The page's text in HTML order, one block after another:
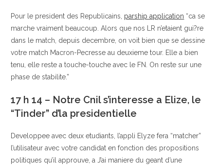
Pour le president des Republicains, parship application “ca se
marche vraiment beaucoup. Alors que nos LR n’etaient gui?re
dans le match, depuis decembre, on voit bien que se dessine
votre match Macron-Pecresse au deuxieme tour. Elle a bien
tenu, elle reste a touche-touche avec le FN. On reste sur une
phase de stabilite.”
17 h 14 – Notre Cnil s’interesse a Elize, le
“Tinder” d’la presidentielle
Developpee avec deux etudiants, l’appli Elyze fera “matcher”
l’utilisateur avec votre candidat en fonction des propositions
politiques qu’il approuve, a J’ai maniere du geant d’une